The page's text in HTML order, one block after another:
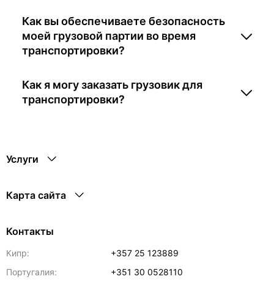
Как вы обеспечиваете безопасность
моей грузовой партии во время
транспортировки?
Как я могу заказать грузовик для
транспортировки?
Услуги
Карта сайта
Контакты
Кипр:
+357 25 123889
Португалия:
+351 30 0528110